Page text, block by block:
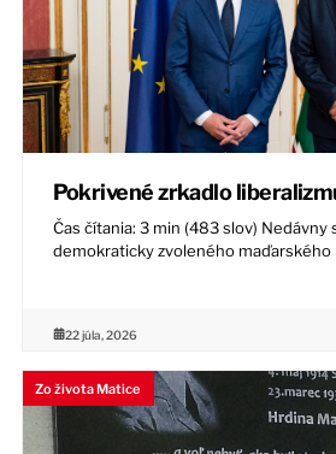
Pokrivené zrkadlo
Čas čítania: 3 min (483 slov) Nedávny
demokraticky zvoleného maďarského
22 júla, 2026
Zo života Matice